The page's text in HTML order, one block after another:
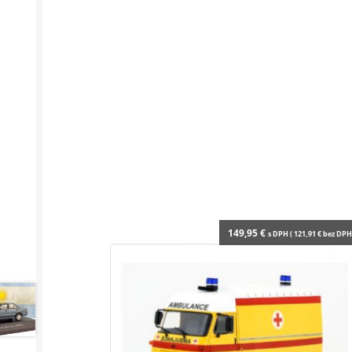
149,95€ s DPH (121,91 €bez